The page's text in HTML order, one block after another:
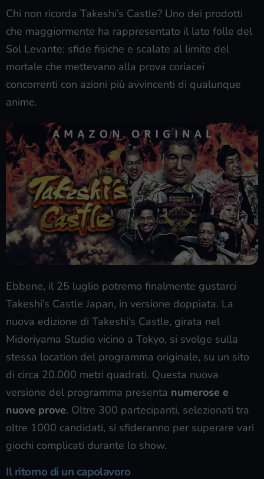
Chi non ricorda Takeshi’s Castle? Uno dei prodotti
che maggiormente ha rappresentato il lato folle del
Sol Levante: sfide fisiche e scalate al limite del
mortale che mettevano alla prova coriacei
concorrenti con azioni più avvincenti di qualunque
anime.
Ebbene, il 25 luglio potremo finalmente gustarci
Takeshi’s Castle Japan, in versione doppiata. La
nuova edizione di Takeshi’s Castle, girata nel
Midoriyama Studio vicino a Tokyo, si svolge sulla
stessa location del programma originale, su un sito
di circa 20.000 metri quadrati. Questa nuova
versione del programma presenta numerose e
nuove prove. Oltre 300 partecipanti, selezionati tra
oltre 1000 candidati, si sfideranno per superare vari
giochi complicati durante lo show.
Il ritorno di un capolavoro